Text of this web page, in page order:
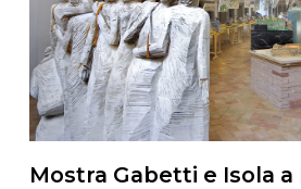
Mostra Gabetti e Isola a